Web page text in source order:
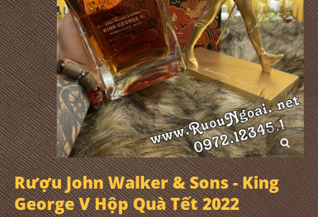
Rượu John Walker & Sons - King
George V Hộp Quà Tết 2022